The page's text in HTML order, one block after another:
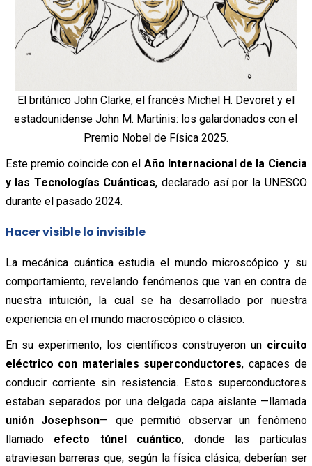
El británico John Clarke, el francés Michel H. Devoret y el
estadounidense John M. Martinis: los galardonados con el
Premio Nobel de Física 2025.
Este premio coincide con el Año Internacional de la Ciencia
y las Tecnologías Cuánticas, declarado así por la UNESCO
durante el pasado 2024.
Hacer visible lo invisible
La mecánica cuántica estudia el mundo microscópico y su
comportamiento, revelando fenómenos que van en contra de
nuestra intuición, la cual se ha desarrollado por nuestra
experiencia en el mundo macroscópico o clásico.
En su experimento, los científicos construyeron un circuito
eléctrico con materiales superconductores, capaces de
conducir corriente sin resistencia. Estos superconductores
estaban separados por una delgada capa aislante —llamada
unión Josephson— que permitió observar un fenómeno
llamado efecto túnel cuántico, donde las partículas
atraviesan barreras que, según la física clásica, deberían ser